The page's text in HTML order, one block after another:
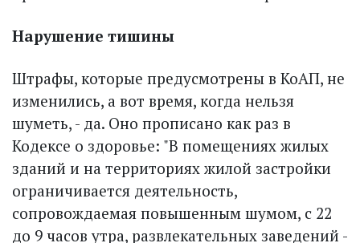
Нарушение тишины
Штрафы, которые предусмотрены в КоАП, не
изменились, а вот время, когда нельзя
шуметь, - да. Оно прописано как раз в
Кодексе о здоровье: "В помещениях жилых
зданий и на территориях жилой застройки
ограничивается деятельность,
сопровождаемая повышенным шумом, с 22
до 9 часов утра, развлекательных заведений -